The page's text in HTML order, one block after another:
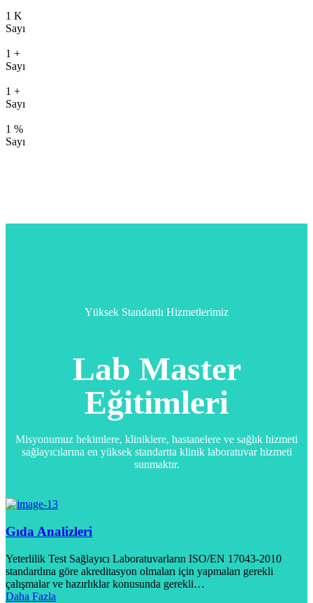
1 K
Sayı
1 +
Sayı
1 +
Sayı
1 %
Sayı
Yüksek Standartlı Hizmetlerimiz
Lab Master
Eğitimleri
Misyonumuz hekimlere, kliniklere, hastanelere ve sağlık hizmeti
sağlayıcılarına en yüksek standartta klinik laboratuvar hizmeti
sunmaktır.
Gıda Analizleri
Yeterlilik Test Sağlayıcı Laboratuvarların ISO/EN 17043-2010
standardına göre akreditasyon olmaları için yapmaları gerekli
çalışmalar ve hazırlıklar konusunda gerekli…
Daha Fazla